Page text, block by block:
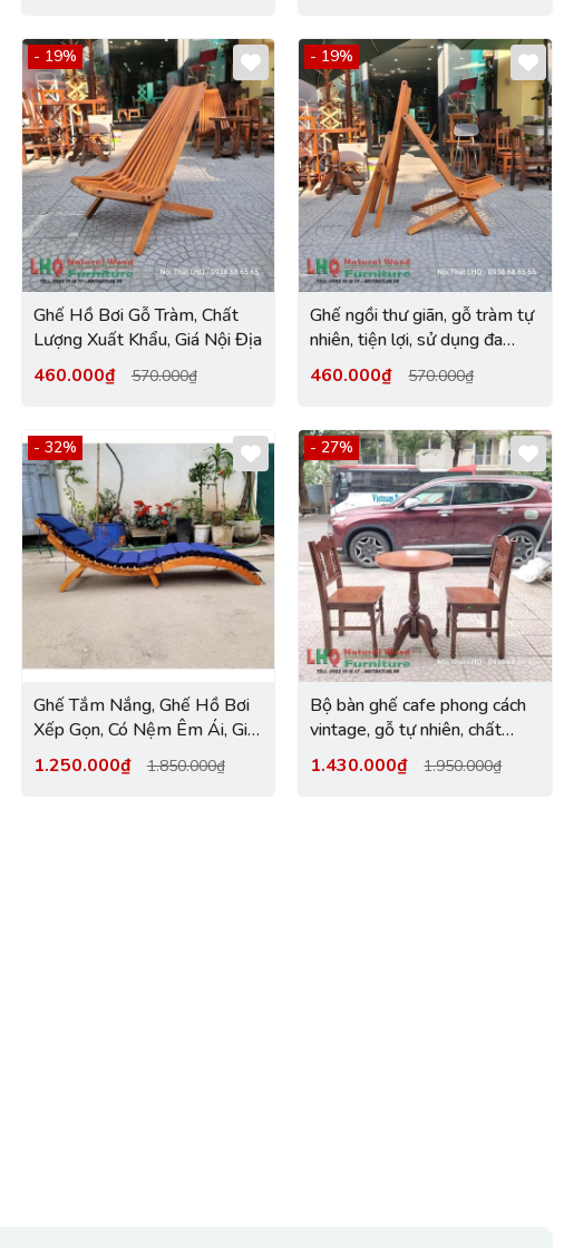
- 19%
Ghế Hồ Bơi Gỗ Tràm, Chất
Lượng Xuất Khẩu, Giá Nội Địa
460.000₫
570.000₫
- 19%
Ghế ngồi thư giãn, gỗ tràm tự
nhiên, tiện lợi, sử dụng đa
năng, giá rẻ tại LHQ
Furniture.
460.000₫ 570.000₫
- 32%
Ghế Tắm Nắng, Ghế Hồ Bơi
Xếp Gọn, Có Nệm Êm Ái, Giá
Rẻ
1.250.000₫ 1.850.000₫
- 27%
Bộ bàn ghế cafe phong cách
vintage, gỗ tự nhiên, chất
lượng cao tại LHQ Furniture
1.430.000₫ 1.950.000₫